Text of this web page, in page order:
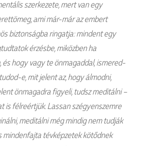
szerkezete, mert van egy
ami már-már az embert
biztonságba ringatja: mindent egy
érzésbe, miközben ha
és hogy vagy te önmagaddal, ismered-
e, mit jelent az, hogy álmodni,
önmagadra figyeli, tudsz meditálni –
is félreértjük. Lassan szégyenszemre
meditálni még mindig nem tudják
mindenfajta tévképzetek kötődnek